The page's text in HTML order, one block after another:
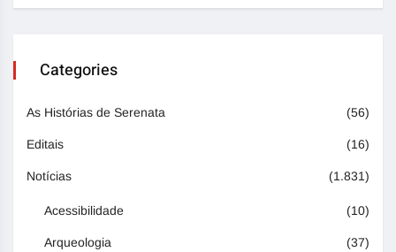
Categories
As Histórias de Serenata (56)
Editais (16)
Notícias (1.831)
Acessibilidade (10)
Arqueologia (37)